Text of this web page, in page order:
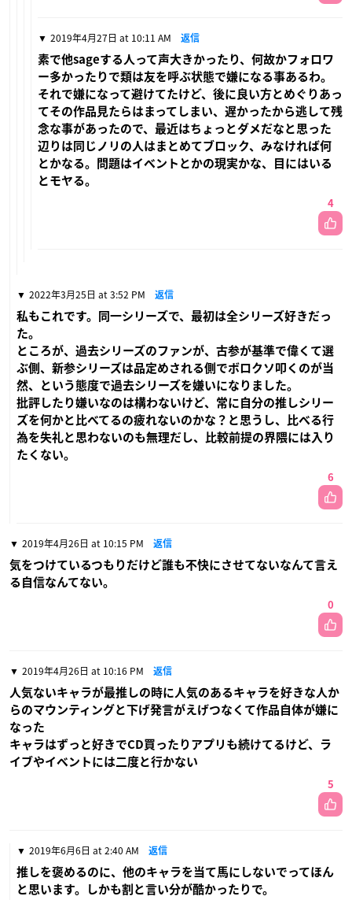
2019年4月27日 at 10:11 AM 返信
素で他sageする人って声大きかったり、何故かフォロワ
ー多かったりで類は友を呼ぶ状態で嫌になる事あるわ。
それで嫌になって避けてたけど、後に良い方とめぐりあっ
てその作品見たらはまってしまい、遅かったから逃して残
念な事があったので、最近はちょっとダメだなと思った
辺りは同じノリの人はまとめてブロック、みなければ何
とかなる。問題はイベントとかの現実かな、目にはいる
とモヤる。
4
2022年3月25日 at 3:52 PM 返信
私もこれです。同一シリーズで、最初は全シリーズ好きだっ
た。
ところが、過去シリーズのファンが、古参が基準で偉くて選
ぶ側、新参シリーズは品定めされる側でボロクソ叩くのが当
然、という態度で過去シリーズを嫌いになりました。
批評したり嫌いなのは構わないけど、常に自分の推しシリー
ズを何かと比べてるの疲れないのかな？と思うし、比べる行
為を失礼と思わないのも無理だし、比較前提の界隈には入り
たくない。
6
2019年4月26日 at 10:15 PM 返信
気をつけているつもりだけど誰も不快にさせてないなんて言え
る自信なんてない。
0
2019年4月26日 at 10:16 PM 返信
人気ないキャラが最推しの時に人気のあるキャラを好きな人か
らのマウンティングと下げ発言がえげつなくて作品自体が嫌に
なった
キャラはずっと好きでCD買ったりアプリも続けてるけど、ラ
イブやイベントには二度と行かない
5
2019年6月6日 at 2:40 AM 返信
推しを褒めるのに、他のキャラを当て馬にしないでってほん
と思います。しかも割と言い分が酷かったりで。